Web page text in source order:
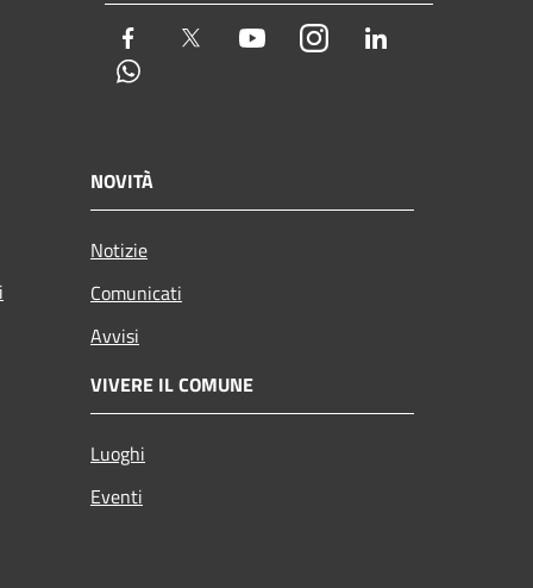
Facebook Twitter YoutubeInstagram
NOVITÀ
Notizie
Comunicati
Avvisi
VIVERE IL COMUNE
Luoghi
Eventi